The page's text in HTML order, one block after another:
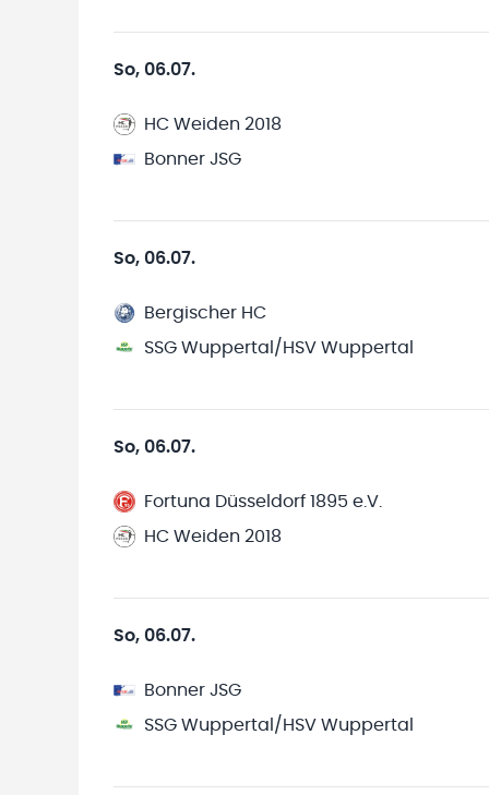
So, 06.07.
HC Weiden 2018
Bonner JSG
So, 06.07.
Bergischer HC
SSG Wuppertal/HSV Wuppertal
So, 06.07.
Fortuna Düsseldorf 1895 e.V.
HC Weiden 2018
So, 06.07.
Bonner JSG
SSG Wuppertal/HSV Wuppertal